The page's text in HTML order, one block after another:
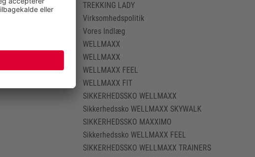
TREKKING LADY
Virksomhedspolitik
Vores Indlæg
WELLMAXX
WELLMAXX
WELLMAXX FEEL
WELLMAXX FIT
SIKKERHEDSSKO WELLMAXX
Sikkerhedssko WELLMAXX SKYWALK
SIKKERHEDSSKO MAXXIMO
Sikkerhedssko WELLMAXX FEEL
SIKKERHEDSSKO WELLMAXX TRAINERS